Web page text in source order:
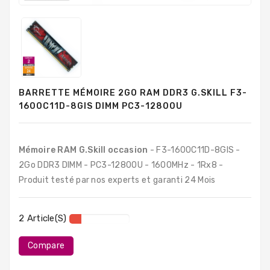
Mémoires
RAM
Durs
Composants
Composants
PC
Destockage
BARRETTE MÉMOIRE 2GO RAM DDR3 G.SKILL F3-
1600C11D-8GIS DIMM PC3-12800U
Mémoire RAM G.Skill occasion - F3-1600C11D-8GIS -
2Go DDR3 DIMM - PC3-12800U - 1600MHz - 1Rx8 -
Produit testé par nos experts et garanti 24 Mois
2 Article(s)
Compare